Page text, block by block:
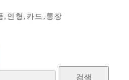
,인형,카드,통장